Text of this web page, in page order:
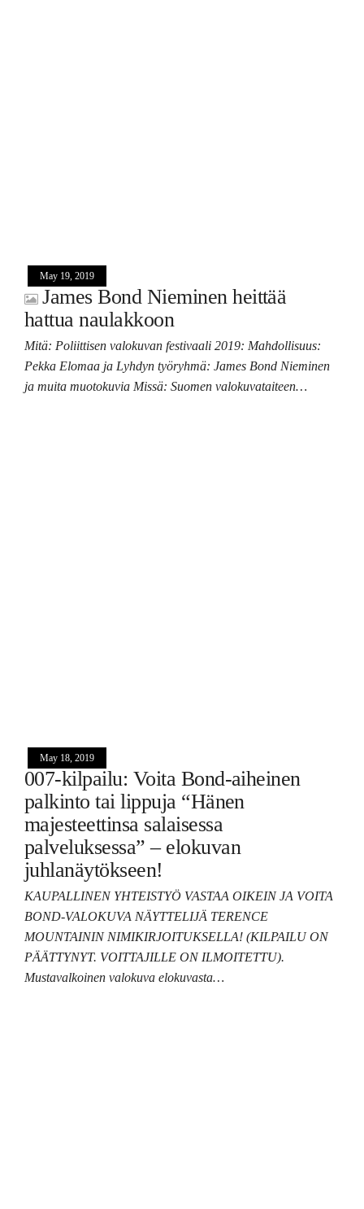
May 19, 2019
James Bond Nieminen heittää
hattua naulakkoon
Mitä: Poliittisen valokuvan festivaali 2019: Mahdollisuus:
Pekka Elomaa ja Lyhdyn työryhmä: James Bond Nieminen
ja muita muotokuvia Missä: Suomen valokuvataiteen…
May 18, 2019
007-kilpailu: Voita Bond-aiheinen
palkinto tai lippuja “Hänen
majesteettinsa salaisessa
palveluksessa” – elokuvan
juhlanäytökseen!
KAUPALLINEN YHTEISTYÖ VASTAA OIKEIN JA VOITA
BOND-VALOKUVA NÄYTTELIJÄ TERENCE
MOUNTAININ NIMIKIRJOITUKSELLA! (KILPAILU ON
PÄÄTTYNYT. VOITTAJILLE ON ILMOITETTU).
Mustavalkoinen valokuva elokuvasta…